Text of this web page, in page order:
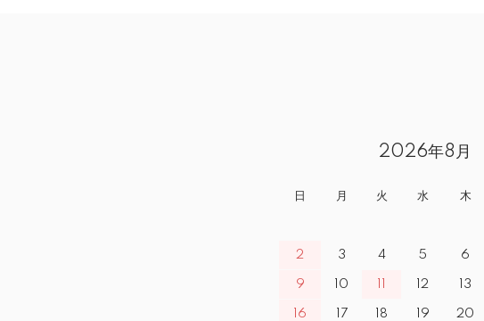
2026年8月
日 月 火 水 木
2 3 4 5 6
9 10 12 13
16 17 18 19 20